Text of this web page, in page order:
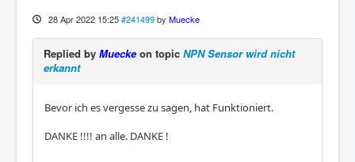
28 Apr 2022 15:25 #241499 by Muecke
Replied by Mueckeon topic NPN Sensor wird nicht
erkannt
Bevor ich es vergesse zu sagen, hat Funktioniert.
DANKE !!!! an alle. DANKE !